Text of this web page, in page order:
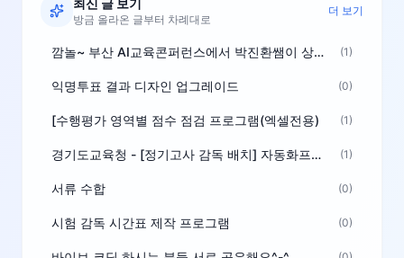
최신 글 보기
방금 올라온 글부터 차례대로
더 보기
깜놀~ 부산 AI교육콘퍼런스에서 박진환쌤이 상받으려 나오셨네요~ ^^ (1)
익명투표 결과 디자인 업그레이드 (0)
[수행평가 영역별 점수 점검 프로그램(엑셀전용) (1)
경기도교육청 - [정기고사 감독 배치] 자동화프로그램 보급 (1)
서류 수합 (0)
시험 감독 시간표 제작 프로그램 (0)